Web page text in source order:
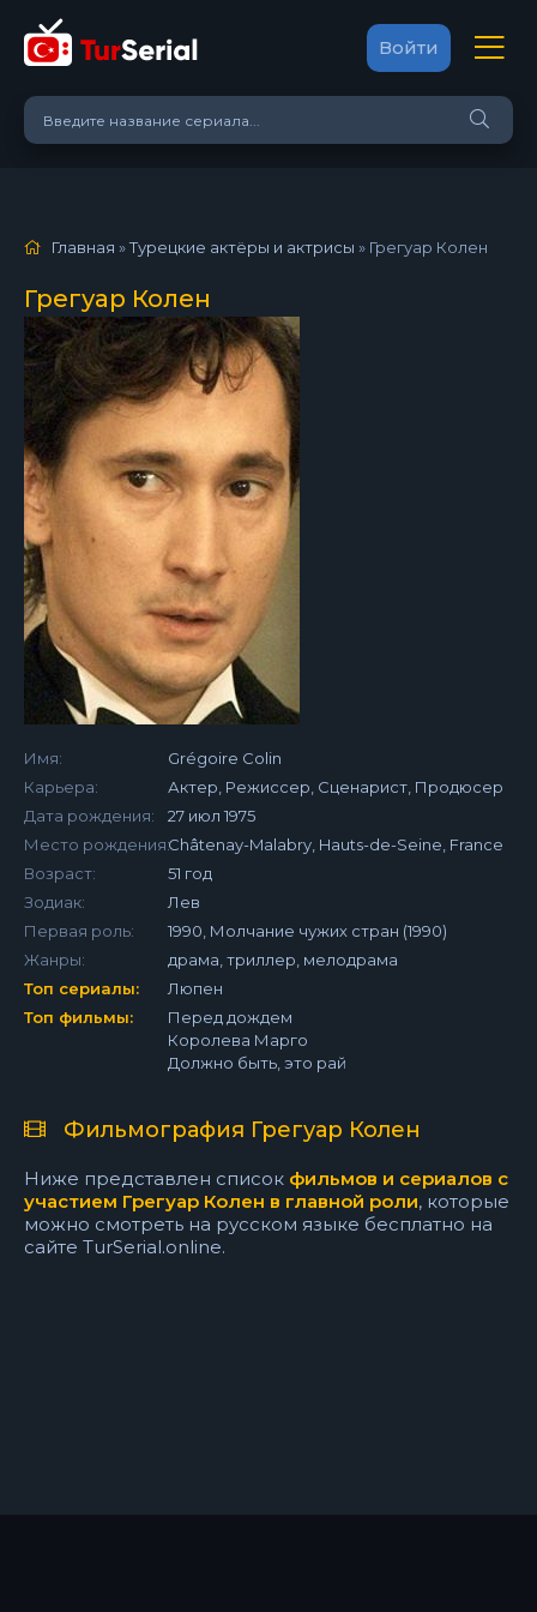
Войти
Главная »Турецкие актёры и актрисы » Грегуар Колен
Грегуар Колен
Имя:
Grégoire Colin
Карьера:
Актер, Режиссер, Сценарист, Продюсер
Дата рождения:
27 июл 1975
Место рождения:Châtenay-Malabry, Hauts-de-Seine, France
Возраст:
51 год
Зодиак:
Лев
Первая роль:
1990, Молчание чужих стран (1990)
Жанры:
драма, триллер, мелодрама
Топ сериалы:
Люпен
Топ фильмы:
Перед дождем
Королева Марго
Должно быть, это рай
Фильмография Грегуар Колен
Ниже представлен список фильмов и сериалов с
участием Грегуар Колен в главной роли, которые
можно смотреть на русском языке бесплатно на
сайте TurSerial.online.